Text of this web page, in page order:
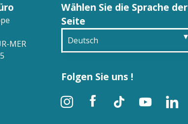
MER
Wählen Sie die Sprache der
Seite
Deutsch
Folgen Sie uns !